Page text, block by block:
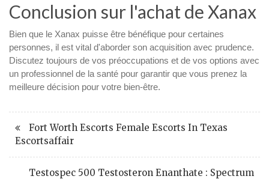
Conclusion sur l'achat de Xanax
Bien que le Xanax puisse être bénéfique pour certaines
personnes, il est vital d'aborder son acquisition avec prudence.
Discutez toujours de vos préoccupations et de vos options avec
un professionnel de la santé pour garantir que vous prenez la
meilleure décision pour votre bien-être.
Fort Worth Escorts Female Escorts In Texas
Escortsaffair
Testospec 500 Testosteron Enanthate : Spectrum